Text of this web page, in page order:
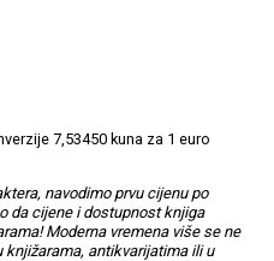
7,53450 kuna za 1 euro
navodimo prvu cijenu po
da cijene i dostupnost knjiga
Moderna vremena više se ne
knjižarama, antikvarijatima ili u